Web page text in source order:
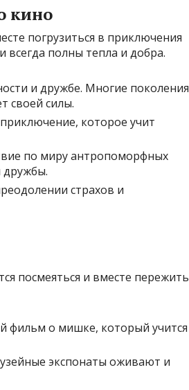
кино
погрузиться в приключения
полны тепла и добра.
и дружбе. Многие поколения
своей силы.
которое учит
по миру антропоморфных
дружбы.
страхов и
посмеяться и вместе пережить
фильм о мишке, который учится
экспонаты оживают и